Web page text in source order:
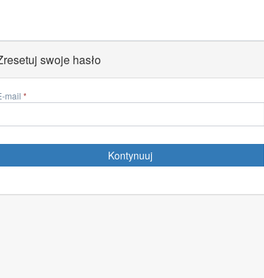
swoje hasło
mail
Kontynuuj